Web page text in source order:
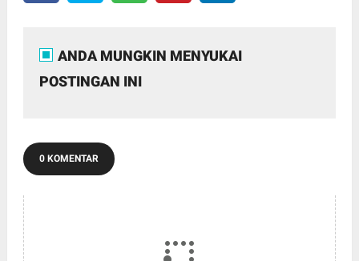
ANDA MUNGKIN MENYUKAI
POSTINGAN INI
0 KOMENTAR